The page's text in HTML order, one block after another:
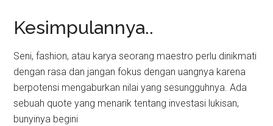
Kesimpulannya..
Seni, fashion, atau karya seorang maestro perlu dinikmati
dengan rasa dan jangan fokus dengan uangnya karena
berpotensi mengaburkan nilai yang sesungguhnya. Ada
sebuah quote yang menarik tentang investasi lukisan,
bunyinya begini